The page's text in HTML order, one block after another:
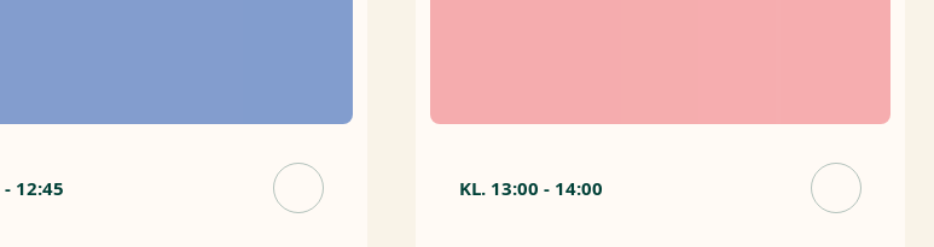
- 12:45 KL. 13:00 - 14:00